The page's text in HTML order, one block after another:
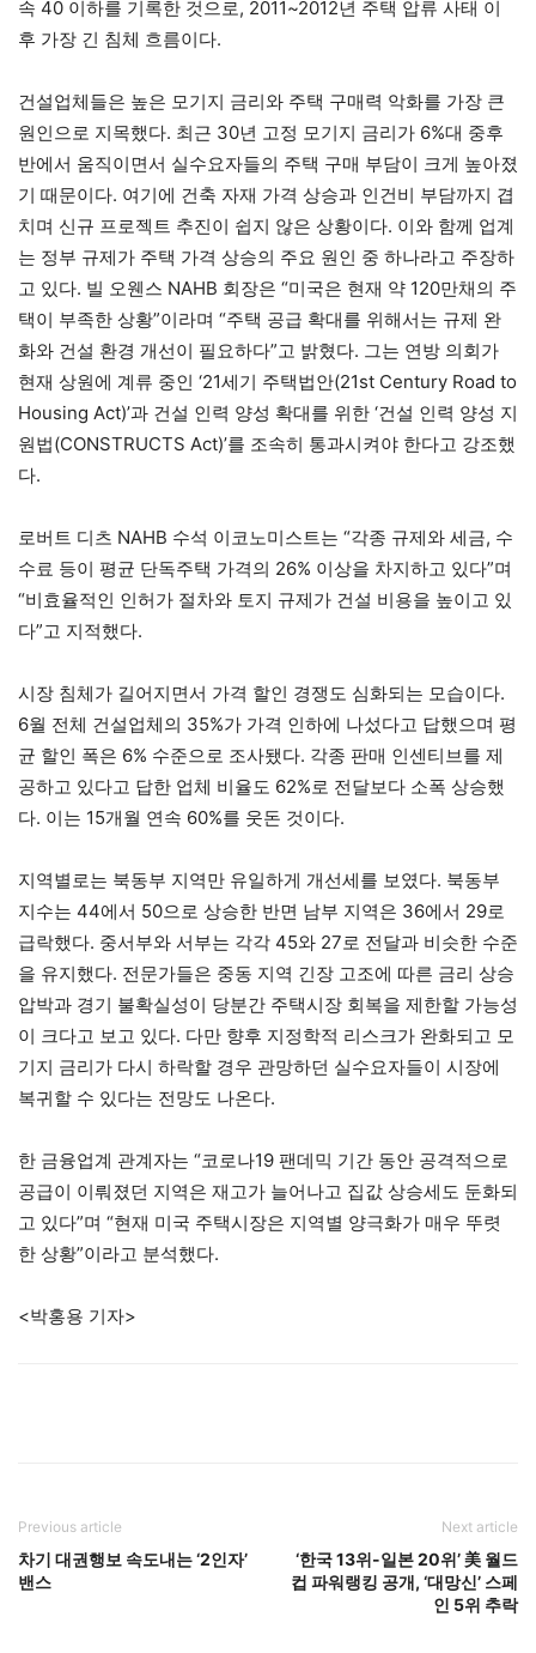
속 40 이하를 기록한 것으로, 2011~2012년 주택 압류 사태 이
후 가장 긴 침체 흐름이다.
건설업체들은 높은 모기지 금리와 주택 구매력 악화를 가장 큰
원인으로 지목했다. 최근 30년 고정 모기지 금리가 6%대 중후
반에서 움직이면서 실수요자들의 주택 구매 부담이 크게 높아졌
기 때문이다. 여기에 건축 자재 가격 상승과 인건비 부담까지 겹
치며 신규 프로젝트 추진이 쉽지 않은 상황이다. 이와 함께 업계
는 정부 규제가 주택 가격 상승의 주요 원인 중 하나라고 주장하
고 있다. 빌 오웬스 NAHB 회장은 “미국은 현재 약 120만채의 주
택이 부족한 상황”이라며 “주택 공급 확대를 위해서는 규제 완
화와 건설 환경 개선이 필요하다”고 밝혔다. 그는 연방 의회가
현재 상원에 계류 중인 ‘21세기 주택법안(21st Century Road to
Housing Act)’과 건설 인력 양성 확대를 위한 ‘건설 인력 양성 지
원법(CONSTRUCTS Act)’를 조속히 통과시켜야 한다고 강조했
다.
로버트 디츠 NAHB 수석 이코노미스트는 “각종 규제와 세금, 수
수료 등이 평균 단독주택 가격의 26% 이상을 차지하고 있다”며
“비효율적인 인허가 절차와 토지 규제가 건설 비용을 높이고 있
다”고 지적했다.
시장 침체가 길어지면서 가격 할인 경쟁도 심화되는 모습이다.
6월 전체 건설업체의 35%가 가격 인하에 나섰다고 답했으며 평
균 할인 폭은 6% 수준으로 조사됐다. 각종 판매 인센티브를 제
공하고 있다고 답한 업체 비율도 62%로 전달보다 소폭 상승했
다. 이는 15개월 연속 60%를 웃돈 것이다.
지역별로는 북동부 지역만 유일하게 개선세를 보였다. 북동부
지수는 44에서 50으로 상승한 반면 남부 지역은 36에서 29로
급락했다. 중서부와 서부는 각각 45와 27로 전달과 비슷한 수준
을 유지했다. 전문가들은 중동 지역 긴장 고조에 따른 금리 상승
압박과 경기 불확실성이 당분간 주택시장 회복을 제한할 가능성
이 크다고 보고 있다. 다만 향후 지정학적 리스크가 완화되고 모
기지 금리가 다시 하락할 경우 관망하던 실수요자들이 시장에
복귀할 수 있다는 전망도 나온다.
한 금융업계 관계자는 “코로나19 팬데믹 기간 동안 공격적으로
공급이 이뤄졌던 지역은 재고가 늘어나고 집값 상승세도 둔화되
고 있다”며 “현재 미국 주택시장은 지역별 양극화가 매우 뚜렷
한 상황”이라고 분석했다.
<박홍용 기자>
Previous article
차기 대권행보 속도내는 ‘2인자’
밴스
Next article
‘한국 13위-일본 20위’ 美 월드
컵 파워랭킹 공개, ‘대망신’ 스페
인 5위 추락